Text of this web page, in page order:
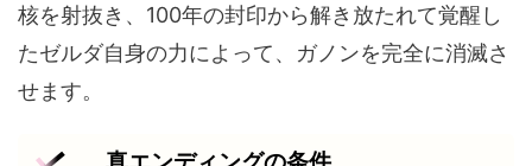
核を射抜き、100年の封印から解き放たれて覚醒し
たゼルダ自身の力によって、ガノンを完全に消滅さ
せます。